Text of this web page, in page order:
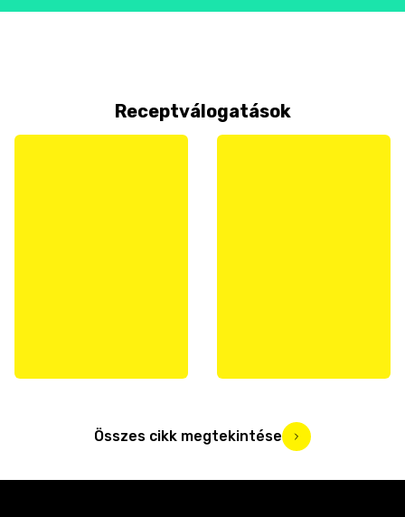
Receptválogatások
Összes cikk megtekintése